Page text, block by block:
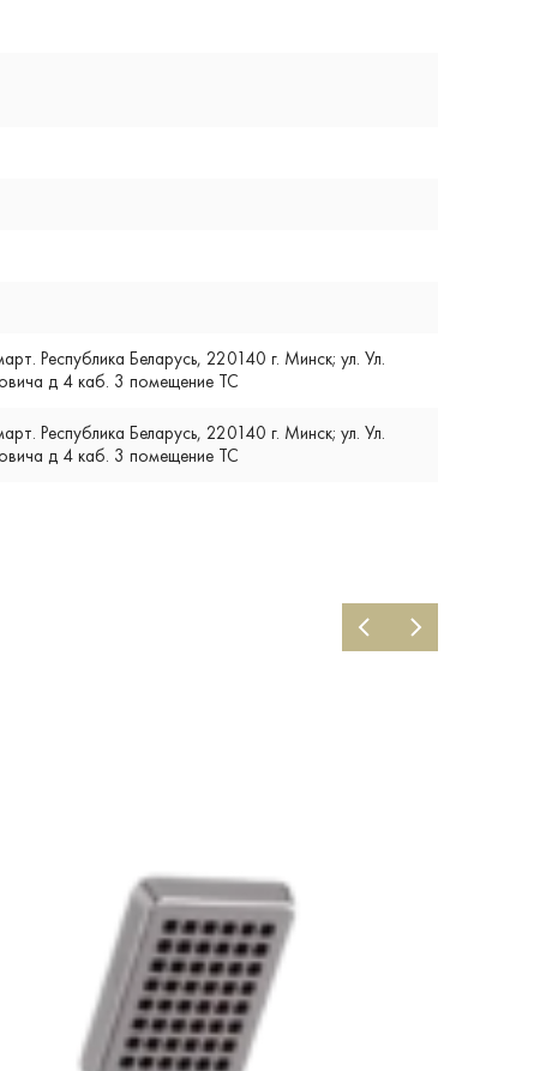
Республика Беларусь, 220140 г. Минск; ул. Ул.
д 4 каб. 3 помещение ТС
Республика Беларусь, 220140 г. Минск; ул. Ул.
д 4 каб. 3 помещение ТС